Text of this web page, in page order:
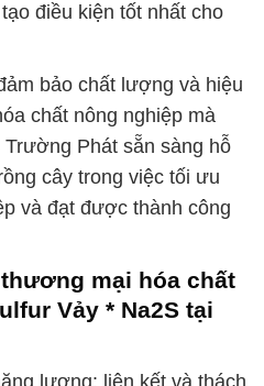
điều kiện tốt nhất cho
bảo chất lượng và hiệu
chất nông nghiệp mà
Phát sẵn sàng hỗ
cây trong việc tối ưu
và đạt được thành công
mại hóa chất
Vảy * Na2S tại
lượng: liên kết và thách